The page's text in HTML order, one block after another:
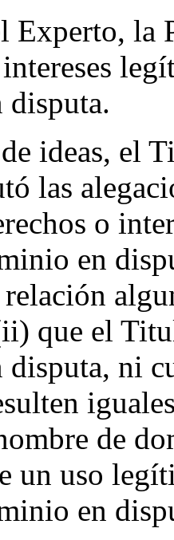
Experto, la
disputa.
ideas, el
las
o
en
relación
que el
ni
de
un uso
en